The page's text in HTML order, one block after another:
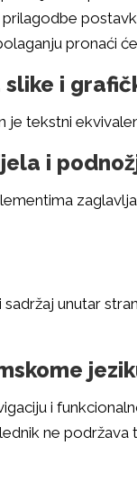
pronaći
i
je tekstni
i
sadržaj unutar
i
ne podržava